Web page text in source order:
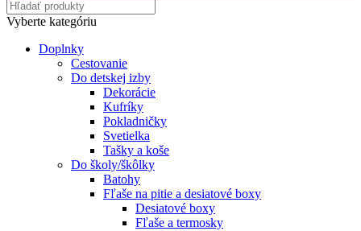
Vyberte kategóriu
Doplnky
Cestovanie
Do detskej izby
Dekorácie
Kufríky
Pokladničky
Svetielka
Tašky a koše
Do školy/škôlky
Batohy
Fľaše na pitie a desiatové boxy
Desiatové boxy
Fľaše a termosky